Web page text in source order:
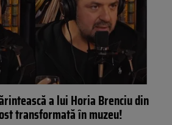
a lui Horia Brenciu din
transformată în muzeu!